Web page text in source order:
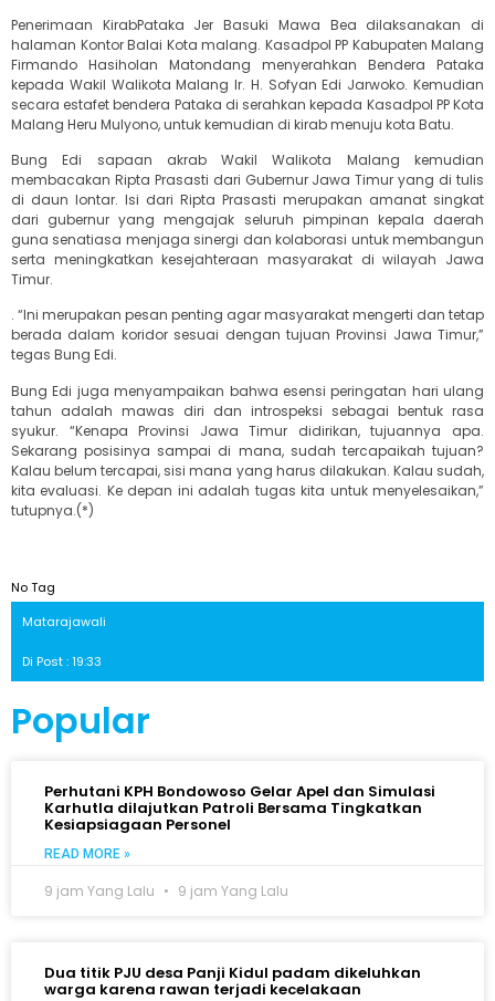
Penerimaan KirabPataka Jer Basuki Mawa Bea dilaksanakan di
halaman Kontor Balai Kota malang. Kasadpol PP Kabupaten Malang
Firmando Hasiholan Matondang menyerahkan Bendera Pataka
kepada Wakil Walikota Malang Ir. H. Sofyan Edi Jarwoko. Kemudian
secara estafet bendera Pataka di serahkan kepada Kasadpol PP Kota
Malang Heru Mulyono, untuk kemudian di kirab menuju kota Batu.
Bung Edi sapaan akrab Wakil Walikota Malang kemudian
membacakan Ripta Prasasti dari Gubernur Jawa Timur yang di tulis
di daun lontar. Isi dari Ripta Prasasti merupakan amanat singkat
dari gubernur yang mengajak seluruh pimpinan kepala daerah
guna senatiasa menjaga sinergi dan kolaborasi untuk membangun
serta meningkatkan kesejahteraan masyarakat di wilayah Jawa
Timur.
. “Ini merupakan pesan penting agar masyarakat mengerti dan tetap
berada dalam koridor sesuai dengan tujuan Provinsi Jawa Timur,”
tegas Bung Edi.
Bung Edi juga menyampaikan bahwa esensi peringatan hari ulang
tahun adalah mawas diri dan introspeksi sebagai bentuk rasa
syukur. “Kenapa Provinsi Jawa Timur didirikan, tujuannya apa.
Sekarang posisinya sampai di mana, sudah tercapaikah tujuan?
Kalau belum tercapai, sisi mana yang harus dilakukan. Kalau sudah,
kita evaluasi. Ke depan ini adalah tugas kita untuk menyelesaikan,”
tutupnya.(*)
No Tag
Matarajawali
Di Post : 19:33
Popular
Perhutani KPH Bondowoso Gelar Apel dan Simulasi
Karhutla dilajutkan Patroli Bersama Tingkatkan
Kesiapsiagaan Personel
READ MORE »
9 jam Yang Lalu 9 jam Yang Lalu
Dua titik PJU desa Panji Kidul padam dikeluhkan
warga karena rawan terjadi kecelakaan